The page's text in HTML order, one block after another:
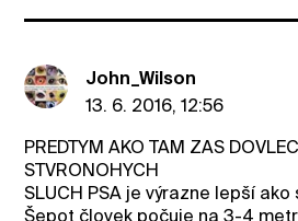
John_Wilson
13. 6. 2016, 12:56
PREDTYM AKO TAM ZAS
STVRONOHYCH
SLUCH PSA je výrazne lepší ako
Šepot človek počuje na 3-4